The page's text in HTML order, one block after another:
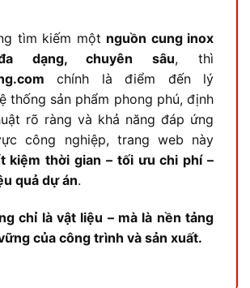
tìm kiếm một nguồn cung inox
dạng, chuyên sâu, thì
chính là điểm đến lý
thống sản phẩm phong phú, định
rõ ràng và khả năng đáp ứng
công nghiệp, trang web này
kiệm thời gian – tối ưu chi phí –
quả dự án.
chỉ là vật liệu – mà là nền tảng
của công trình và sản xuất.